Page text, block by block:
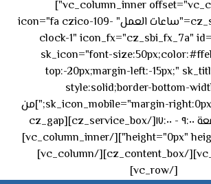
[vc_column_inner offset="vc_col-md-4"]
[cz_service_box title="ساعات العمل" icon="fa czico-109-
clock-1" icon_fx="cz_sbi_fx_7a"
sk_icon="font-
top:-20px;margin-left:-15px;"
style:solid;border-bottom-
sk_icon_mobile="margin-right:0px;margin-left:0px;"]من
الاثنين إلى الجمعة ٩:٠٠ - ١٧:٠٠[/cz_service_box][cz_gap
height="0px" height_tablet="50px"][/vc_column_inner]
[/vc_row_inner][/cz_content_box][/vc_column]
[/vc_row]